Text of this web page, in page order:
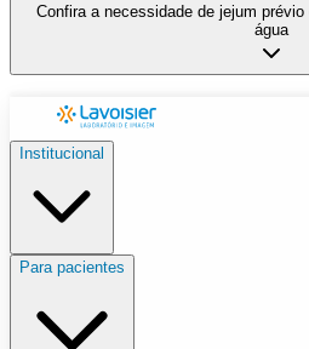
Confira a necessidade de jejum
água
Institucional
Para pacientes